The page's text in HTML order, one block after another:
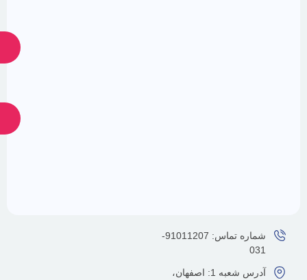
شماره تماس: 91011207-
آدرس شعبه 1: اصفهان،